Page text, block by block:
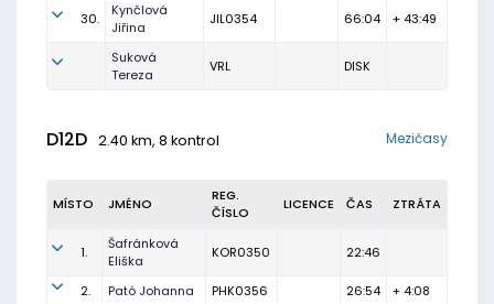
30.
Kynčlová
Jiřina
JIL0354 66:04 + 43:49
Suková
Tereza
VRL DISK
D12D 2.40 km, 8 kontrol Mezičasy
MÍSTO JMÉNO
REG.
ČÍSLO
LICENCE ČAS ZTRÁTA
1.
Šafránková
Eliška
KOR0350 22:46
2. Pató Johanna PHK0356 26:54 + 4:08